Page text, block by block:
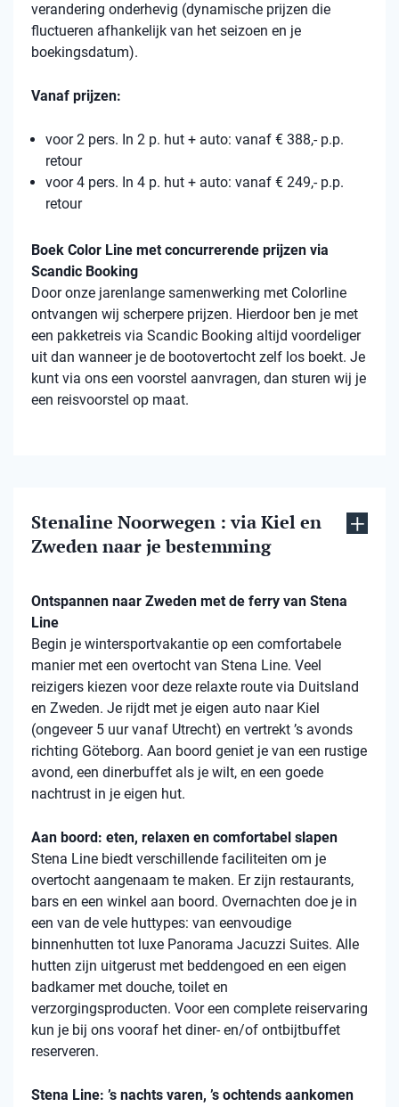
verandering onderhevig (dynamische prijzen die
fluctueren afhankelijk van het seizoen en je
boekingsdatum).
Vanaf prijzen:
voor 2 pers. In 2 p. hut + auto: vanaf € 388,- p.p.
retour
voor 4 pers. In 4 p. hut + auto: vanaf € 249,- p.p.
retour
Boek Color Line met concurrerende prijzen via
Scandic Booking
Door onze jarenlange samenwerking met Colorline
ontvangen wij scherpere prijzen. Hierdoor ben je met
een pakketreis via Scandic Booking altijd voordeliger
uit dan wanneer je de bootovertocht zelf los boekt. Je
kunt via ons een voorstel aanvragen, dan sturen wij je
een reisvoorstel op maat.
Stenaline Noorwegen : via Kiel en
Zweden naar je bestemming
Ontspannen naar Zweden met de ferry van Stena
Line
Begin je wintersportvakantie op een comfortabele
manier met een overtocht van Stena Line. Veel
reizigers kiezen voor deze relaxte route via Duitsland
en Zweden. Je rijdt met je eigen auto naar Kiel
(ongeveer 5 uur vanaf Utrecht) en vertrekt ’s avonds
richting Göteborg. Aan boord geniet je van een rustige
avond, een dinerbuffet als je wilt, en een goede
nachtrust in je eigen hut.
Aan boord: eten, relaxen en comfortabel slapen
Stena Line biedt verschillende faciliteiten om je
overtocht aangenaam te maken. Er zijn restaurants,
bars en een winkel aan boord. Overnachten doe je in
een van de vele huttypes: van eenvoudige
binnenhutten tot luxe Panorama Jacuzzi Suites. Alle
hutten zijn uitgerust met beddengoed en een eigen
badkamer met douche, toilet en
verzorgingsproducten. Voor een complete reiservaring
kun je bij ons vooraf het diner- en/of ontbijtbuffet
reserveren.
Stena Line: ’s nachts varen, ’s ochtends aankomen